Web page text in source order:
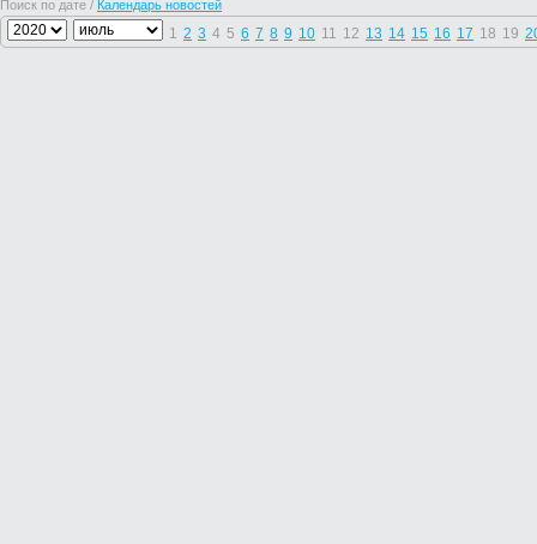
Поиск по дате / Календарь новостей
1 2 3 4 5 6 7 8 9 10 11 12 13 14 15 16 17 18 19